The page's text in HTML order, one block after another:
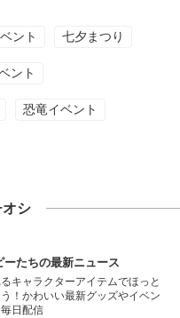
ント 七夕まつり
ント
恐竜イベント
シ
ーたちの最新ニュース
キャラクターアイテムでほっと
！かわいい最新グッズやイベン
毎日配信